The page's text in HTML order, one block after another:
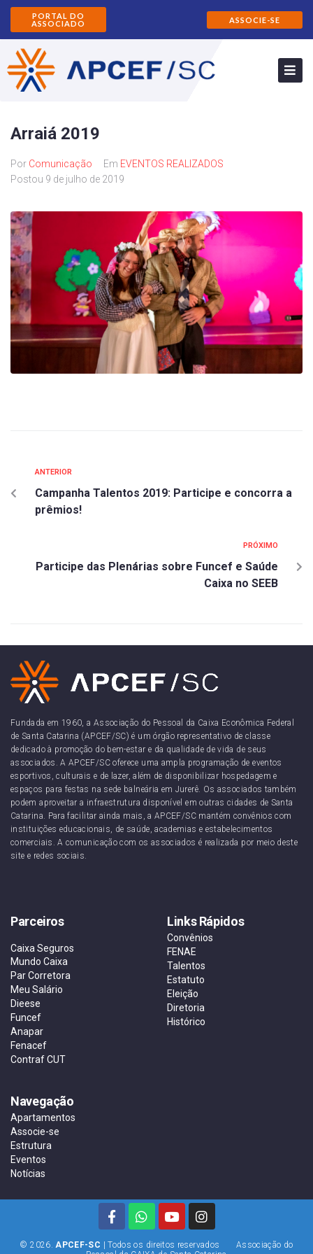
PORTAL DO
ASSOCIADO
ASSOCIE-SE
Arraiá 2019
Por Comunicação Em EVENTOS REALIZADOS
Postou 9 de julho de 2019
ANTERIOR
Campanha Talentos 2019: Participe e concorra a
prêmios!
PRÓXIMO
Participe das Plenárias sobre Funcef e Saúde
Caixa no SEEB
Fundada em 1960, a Associação do Pessoal da Caixa Econômica Federal
de Santa Catarina (APCEF/SC) é um órgão representativo de classe
dedicado à promoção do bem-estar e da qualidade de vida de seus
associados. A APCEF/SC oferece uma ampla programação de eventos
esportivos, culturais e de lazer, além de disponibilizar hospedagem e
espaços para festas na sede balneária em Jurerê. Os associados também
podem aproveitar a infraestrutura disponível em outras cidades de Santa
Catarina. Para facilitar ainda mais, a APCEF/SC mantém convênios com
instituições educacionais, de saúde, academias e estabelecimentos
comerciais. A comunicação com os associados é realizada por meio deste
site e redes sociais.
Parceiros
Caixa Seguros
Mundo Caixa
Par Corretora
Meu Salário
Dieese
Funcef
Anapar
Fenacef
Contraf CUT
Links Rápidos
Convênios
FENAE
Talentos
Estatuto
Eleição
Diretoria
Histórico
Navegação
Apartamentos
Associe-se
Estrutura
Eventos
Notícias
© 2026.APCEF-SC | Todos os direitos reservados Associação do